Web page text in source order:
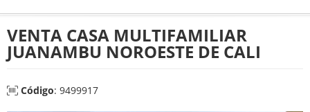
VENTA CASA MULTIFAMILIAR
JUANAMBU NOROESTE DE CALI
Código: 9499917